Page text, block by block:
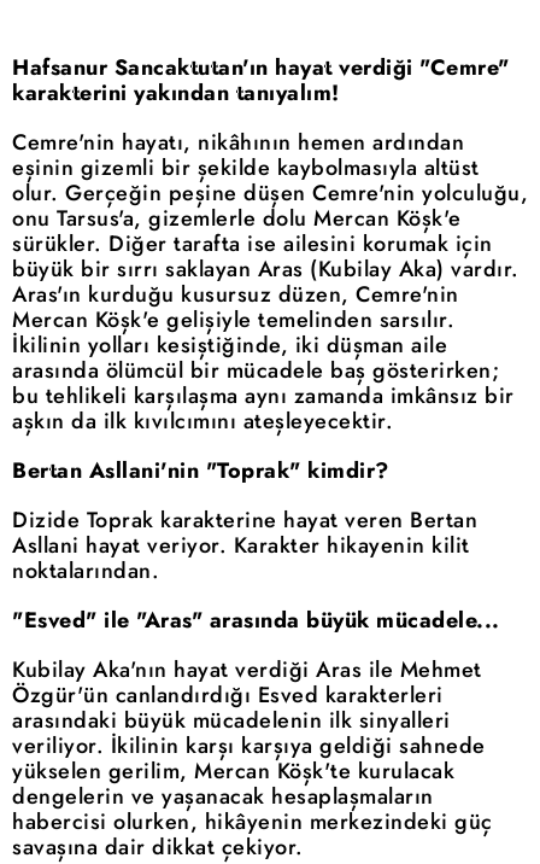
Hafsanur Sancaktutan'ın hayat verdiği "Cemre"
karakterini yakından tanıyalım!
Cemre'nin hayatı, nikâhının hemen ardından
eşinin gizemli bir şekilde kaybolmasıyla altüst
olur. Gerçeğin peşine düşen Cemre'nin yolculuğu,
onu Tarsus'a, gizemlerle dolu Mercan Köşk'e
sürükler. Diğer tarafta ise ailesini korumak için
büyük bir sırrı saklayan Aras (Kubilay Aka) vardır.
Aras'ın kurduğu kusursuz düzen, Cemre'nin
Mercan Köşk'e gelişiyle temelinden sarsılır.
İkilinin yolları kesiştiğinde, iki düşman aile
arasında ölümcül bir mücadele baş gösterirken;
bu tehlikeli karşılaşma aynı zamanda imkânsız bir
aşkın da ilk kıvılcımını ateşleyecektir.
Bertan Asllani'nin "Toprak" kimdir?
Dizide Toprak karakterine hayat veren Bertan
Asllani hayat veriyor. Karakter hikayenin kilit
noktalarından.
"Esved" ile "Aras" arasında büyük mücadele...
Kubilay Aka'nın hayat verdiği Aras ile Mehmet
Özgür'ün canlandırdığı Esved karakterleri
arasındaki büyük mücadelenin ilk sinyalleri
veriliyor. İkilinin karşı karşıya geldiği sahnede
yükselen gerilim, Mercan Köşk'te kurulacak
dengelerin ve yaşanacak hesaplaşmaların
habercisi olurken, hikâyenin merkezindeki güç
savaşına dair dikkat çekiyor.